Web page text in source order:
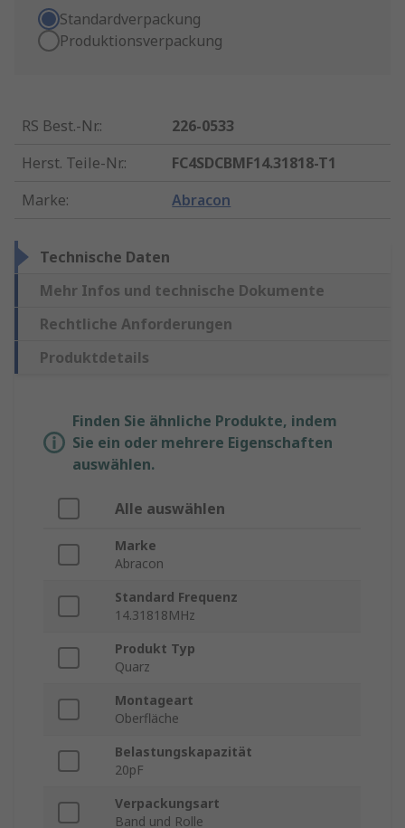
Standardverpackung
Produktionsverpackung
RS Best.-Nr.:
226-0533
Herst. Teile-Nr.:
FC4SDCBMF14.31818-T1
Marke: Abracon
Technische Daten
Mehr Infos und technische Dokumente
Rechtliche Anforderungen
Produktdetails
Finden Sie ähnliche Produkte, indem
Sie ein oder mehrere Eigenschaften
auswählen.
Alle auswählen
Marke
Abracon
Standard Frequenz
14.31818MHz
Produkt Typ
Quarz
Montageart
Oberfläche
Belastungskapazität
20pF
Verpackungsart
Band und Rolle